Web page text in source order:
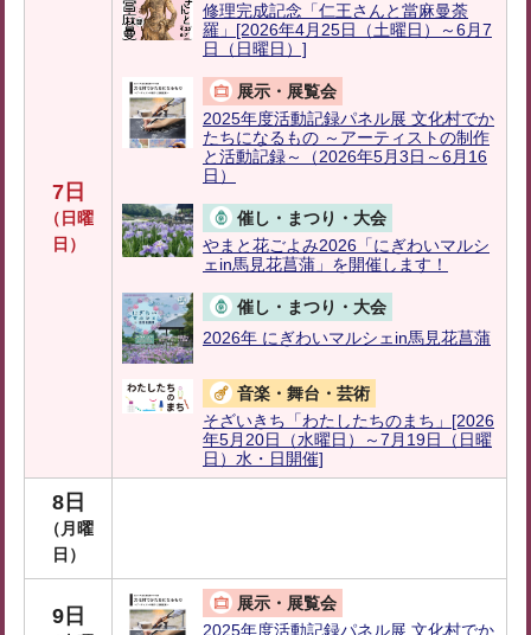
7日
（日曜
日）
修理完成記念「仁王さんと當麻曼荼
羅」[2026年4月25日（土曜日）～6月7
日（日曜日）]
展示・展覧会
2025年度活動記録パネル展 文化村でか
たちになるもの ～アーティストの制作
と活動記録～（2026年5月3日～6月16
日）
催し・まつり・大会
やまと花ごよみ2026「にぎわいマルシ
ェin馬見花菖蒲」を開催します！
催し・まつり・大会
2026年 にぎわいマルシェin馬見花菖蒲
音楽・舞台・芸術
そざいきち「わたしたちのまち」[2026
年5月20日（水曜日）～7月19日（日曜
日）水・日開催]
8日
（月曜
日）
9日
展示・展覧会
2025年度活動記録パネル展 文化村でか